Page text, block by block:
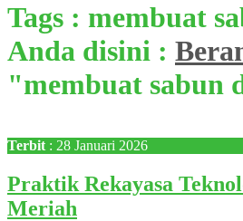
Tags : membuat
Anda disini :
"membuat sabun
Terbit : 28 Januari 2026
Praktik Rekayasa
Meriah